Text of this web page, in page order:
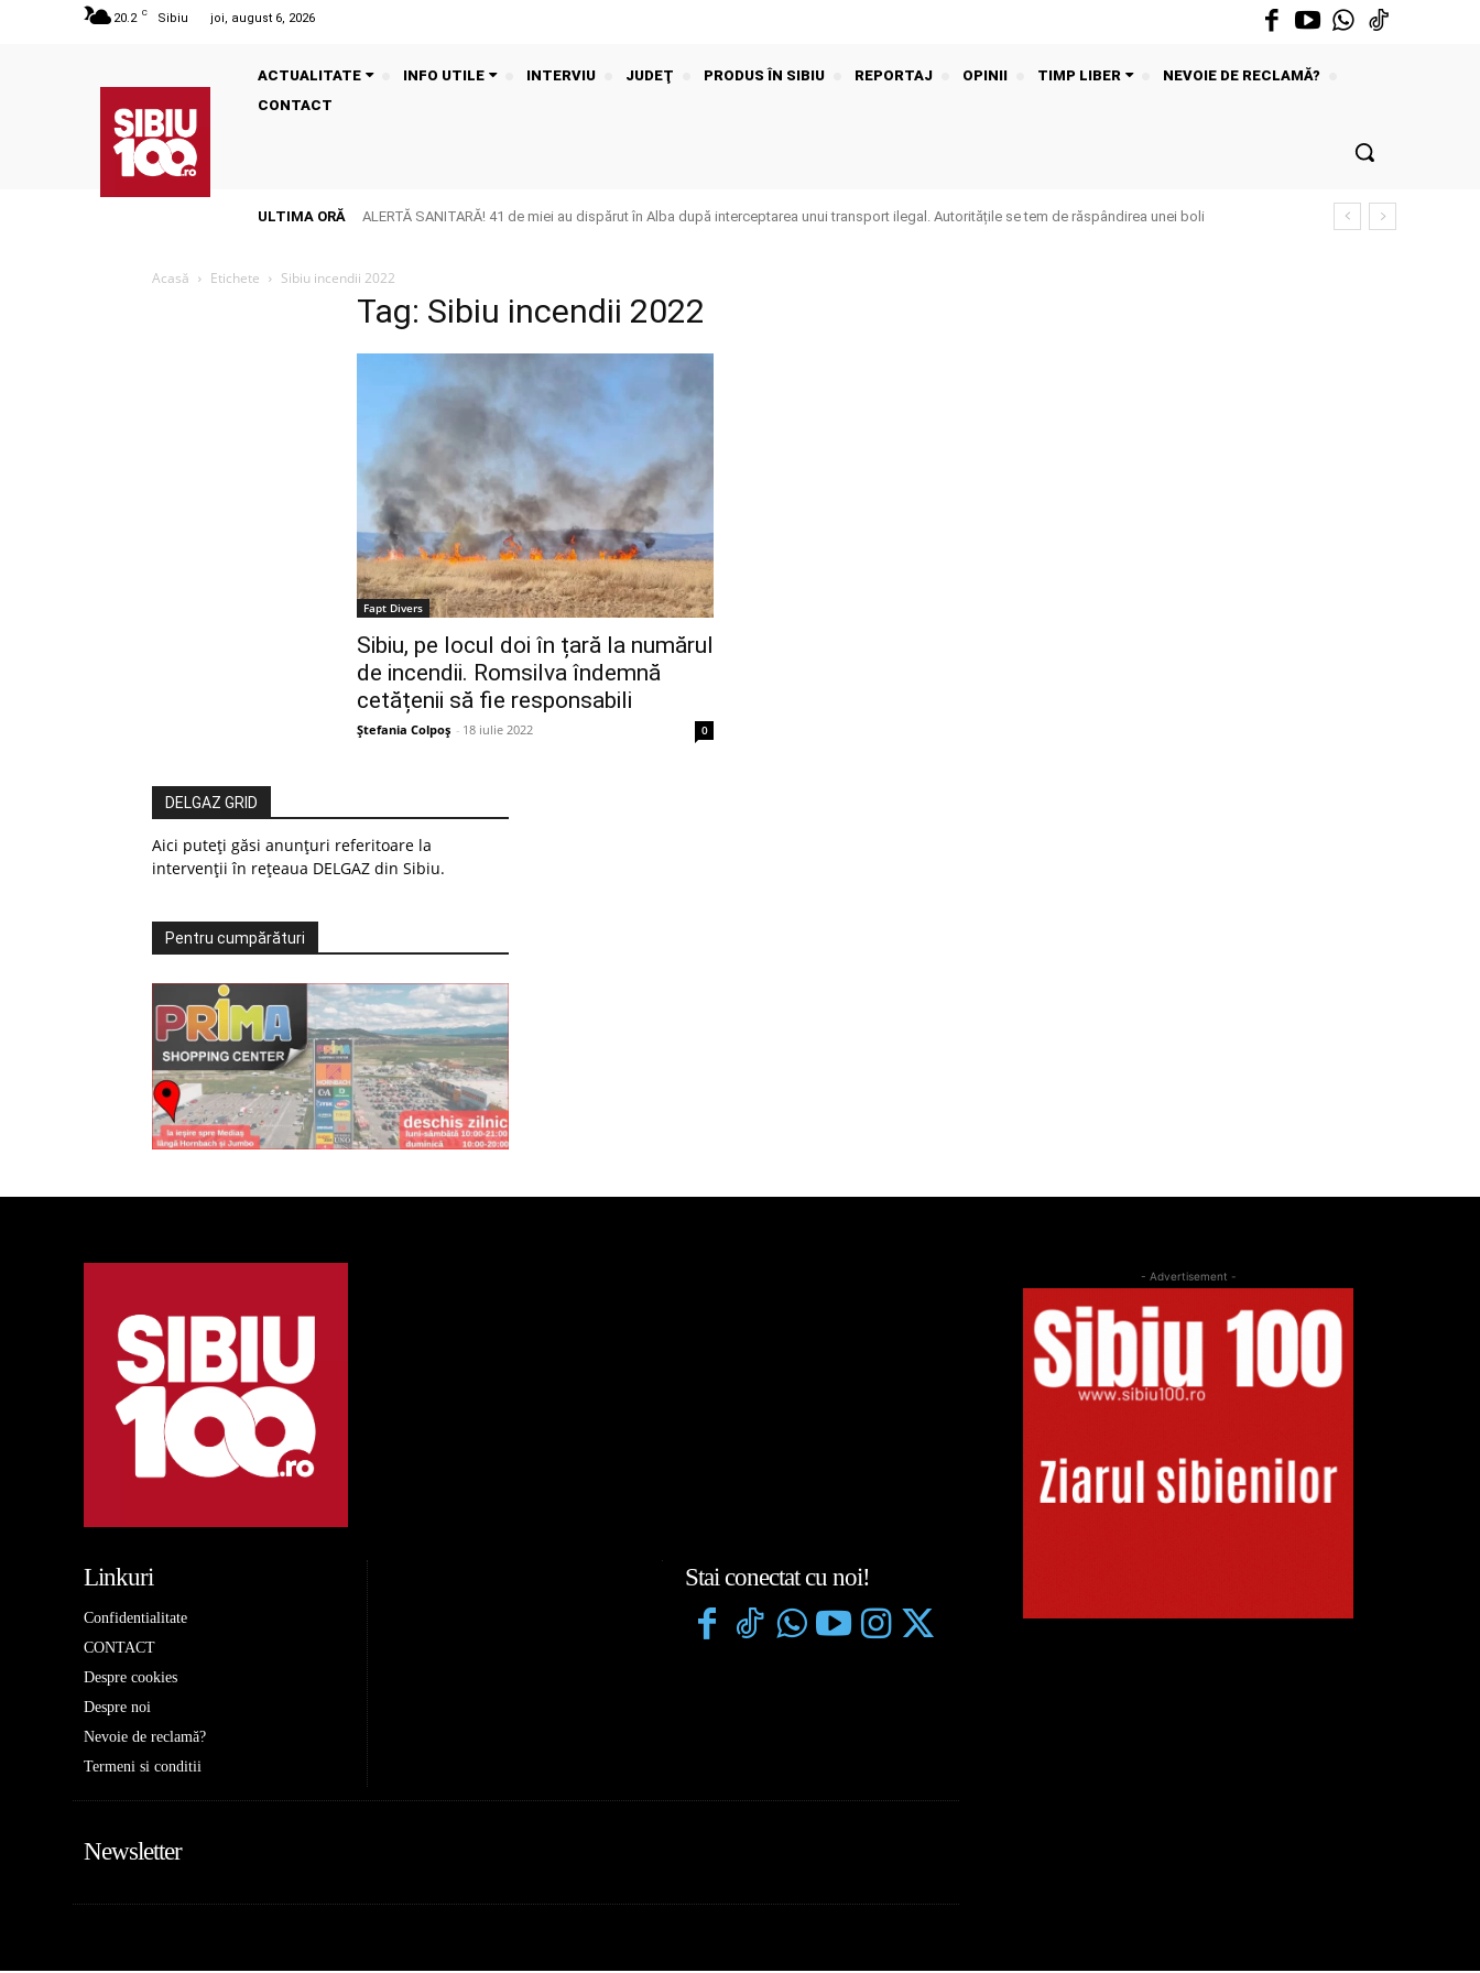
20.2 C Sibiu joi, august 6, 2026
ACTUALITATE INFO UTILE INTERVIU JUDEŢ PRODUS ÎN SIBIU REPORTAJ OPINII TIMP LIBER
NEVOIE DE RECLAMĂ?
CONTACT
ULTIMA ORĂ
ALERTĂ SANITARĂ! 41 de miei au dispărut în Alba după interceptarea unui transport ilegal. Autoritățile se tem de răspândirea unei boli
Acasă Etichete Sibiu incendii 2022
Tag: Sibiu incendii 2022
Fapt Divers
Sibiu, pe locul doi în țară la numărul
de incendii. Romsilva îndemnă
cetățenii să fie responsabili
Ștefania Colpoș - 18 iulie 2022 0
DELGAZ GRID
Aici puteți găsi anunțuri referitoare la
intervenții în rețeaua DELGAZ din Sibiu.
Pentru cumpărături
Linkuri
Confidentialitate
CONTACT
Despre cookies
Despre noi
Nevoie de reclamă?
Termeni si conditii
Stai conectat cu noi!
Newsletter
- Advertisement -